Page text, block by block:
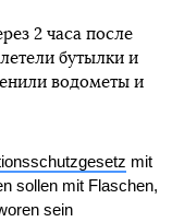
2 часа после
бутылки и
водометы и
mit
sollen mit Flaschen,
sein